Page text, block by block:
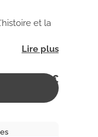
et la
2,99€